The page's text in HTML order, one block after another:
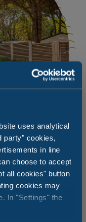
uses analytical
party" cookies,
in line
choose to accept
all cookies" button
cookies may
In "Settings" the
relaksu
rezerwacji.
masaż!